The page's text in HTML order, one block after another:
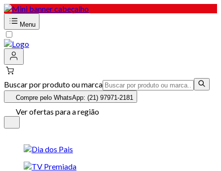
Menu
Buscar por produto ou marca
Compre pelo WhatsApp: (21) 97971-2181
Ver ofertas para a região